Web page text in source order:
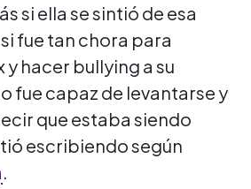
si ella se sintió de esa
fue tan chora para
y hacer bullying a su
fue capaz de levantarse y
que estaba siendo
escribiendo según
.